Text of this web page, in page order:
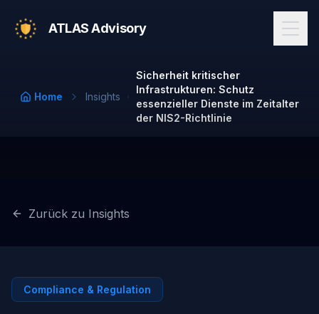
ATLAS Advisory
Home Insights
Sicherheit kritischer
Infrastrukturen: Schutz
essenzieller Dienste im Zeitalter
der NIS2-Richtlinie
Zurück zu Insights
Compliance & Regulation